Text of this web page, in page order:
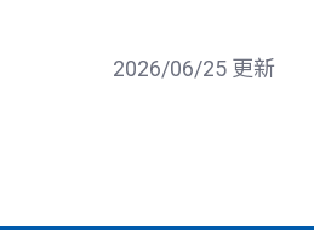
2026/06/25 更新